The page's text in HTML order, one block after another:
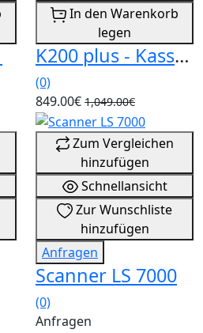
legen
K200 plus - Kasse 202
(0)
849.00€ 1,049.00€
Zum Vergleichen
hinzufügen
Schnellansicht
Zur Wunschliste
hinzufügen
Anfragen
Scanner LS 7000
(0)
Anfragen